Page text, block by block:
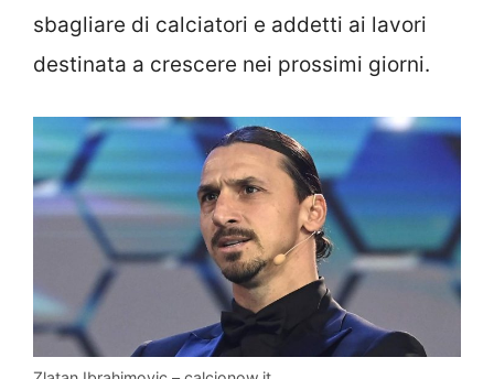
sbagliare di calciatori e addetti ai lavori
destinata a crescere nei prossimi giorni.